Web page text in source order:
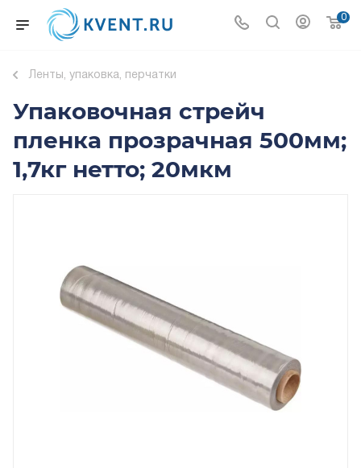
0
Ленты, упаковка, перчатки
Упаковочная стрейч
пленка прозрачная 500мм;
1,7кг нетто; 20мкм